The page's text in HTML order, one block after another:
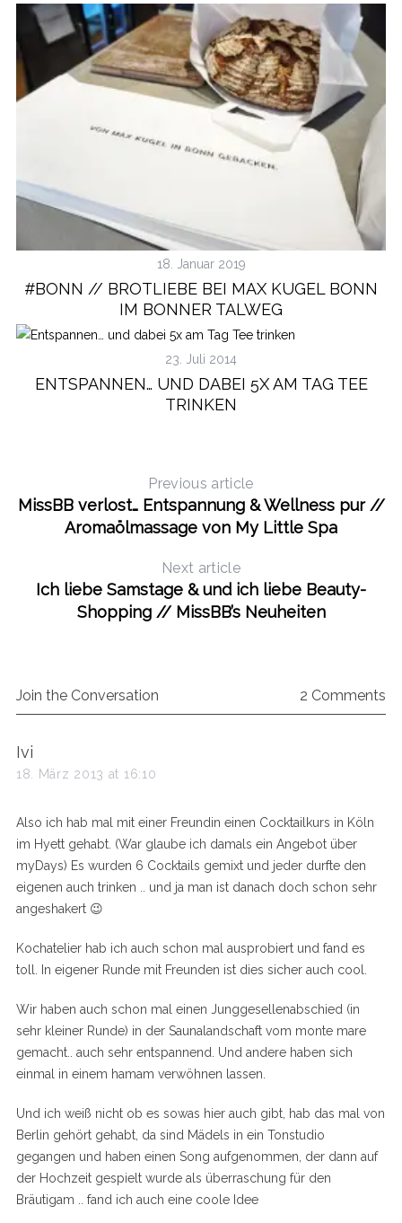
18. Januar 2019
#BONN // BROTLIEBE BEI MAX KUGEL BONN
IM BONNER TALWEG
23. Juli 2014
ENTSPANNEN… UND DABEI 5X AM TAG TEE
TRINKEN
Previous article
MissBB verlost… Entspannung & Wellness pur //
Aromaölmassage von My Little Spa
Next article
Ich liebe Samstage & und ich liebe Beauty-
Shopping // MissBB’s Neuheiten
Join the Conversation 2 Comments
s
a
s
:
Ivi
18. März 2013 at 16:10
Also ich hab mal mit einer Freundin einen Cocktailkurs in Köln
im Hyett gehabt. (War glaube ich damals ein Angebot über
myDays) Es wurden 6 Cocktails gemixt und jeder durfte den
eigenen auch trinken .. und ja man ist danach doch schon sehr
angeshakert 😉
Kochatelier hab ich auch schon mal ausprobiert und fand es
toll. In eigener Runde mit Freunden ist dies sicher auch cool.
Wir haben auch schon mal einen Junggesellenabschied (in
sehr kleiner Runde) in der Saunalandschaft vom monte mare
gemacht.. auch sehr entspannend. Und andere haben sich
einmal in einem hamam verwöhnen lassen.
Und ich weiß nicht ob es sowas hier auch gibt, hab das mal von
Berlin gehört gehabt, da sind Mädels in ein Tonstudio
gegangen und haben einen Song aufgenommen, der dann auf
der Hochzeit gespielt wurde als überraschung für den
Bräutigam .. fand ich auch eine coole Idee